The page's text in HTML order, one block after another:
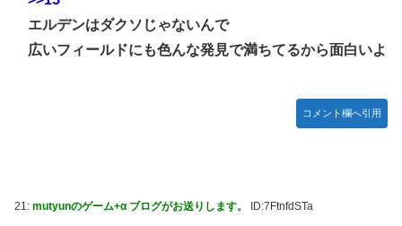
エルデンはダクソじゃないんで
広いフィールドにも色んな発見で満ちてるから面白いよ
コメント欄へ引用
21: mutyunのゲーム+α ブログがお送りします。 ID:7FtnfdSTa